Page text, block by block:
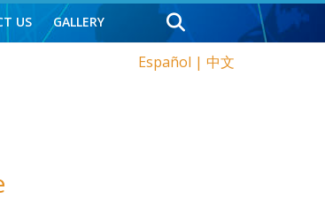
Español | 中文
US GALLERY